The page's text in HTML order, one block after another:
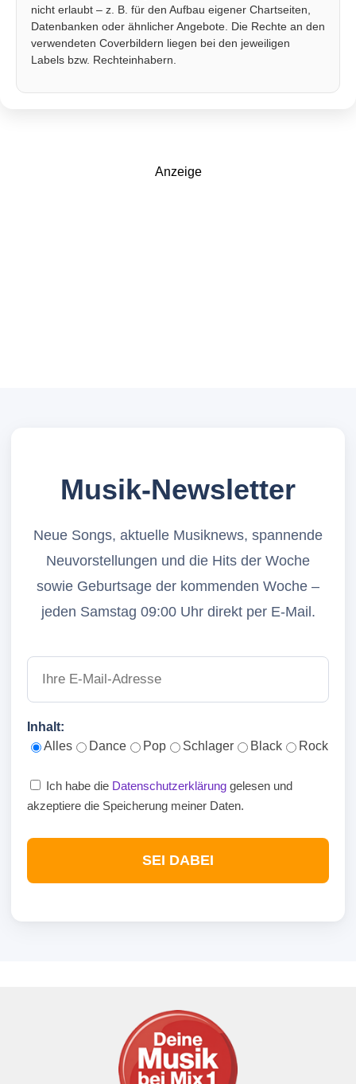
nicht erlaubt – z. B. für den Aufbau eigener Chartseiten,
Datenbanken oder ähnlicher Angebote. Die Rechte an den
verwendeten Coverbildern liegen bei den jeweiligen
Labels bzw. Rechteinhabern.
Anzeige
Musik-Newsletter
Neue Songs, aktuelle Musiknews, spannende
Neuvorstellungen und die Hits der Woche
sowie Geburtsage der kommenden Woche –
jeden Samstag 09:00 Uhr direkt per E-Mail.
Inhalt:
Alles
Dance Pop Schlager Black Rock
Ich habe die Datenschutzerklärung gelesen und
akzeptiere die Speicherung meiner Daten.
SEI DABEI